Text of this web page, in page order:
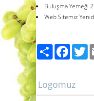
Buluşma Yemeği
Web Sitemiz
Paylaş
Logomuz